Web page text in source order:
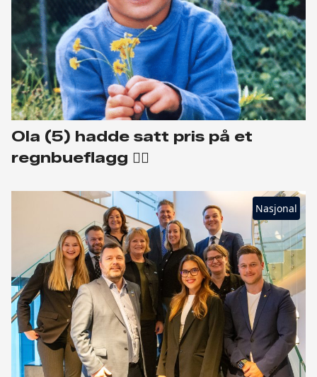
Ola (5) hadde satt pris på et
regnbueflagg 🏳️‍🌈
Nasjonal